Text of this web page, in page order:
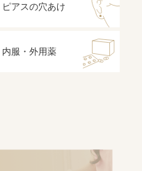
ピアスの穴あけ
内服・外用薬